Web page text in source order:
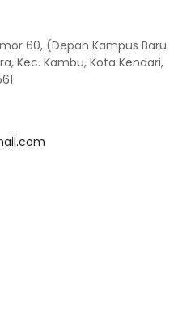
60, (Depan Kampus Baru
Kec. Kambu, Kota Kendari,